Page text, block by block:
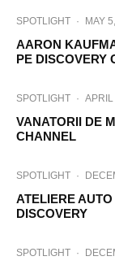
SPOTLIGHT · MAY
AARON
PE DISCOVERY
SPOTLIGHT ·
VANATORII DE
CHANNEL
SPOTLIGHT ·
ATELIERE
DISCOVERY
SPOTLIGHT ·